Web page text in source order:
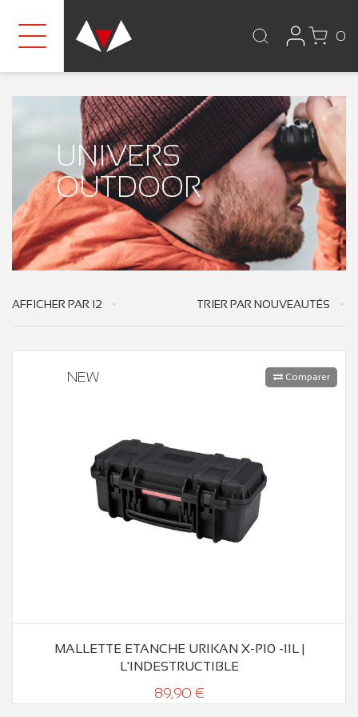
0
UNIVERS
OUTDOOR
AFFICHER PAR 12 TRIER PAR NOUVEAUTÉS
Comparer
NEW
MALLETTE ETANCHE URIKAN X-P10 -11L |
L'INDESTRUCTIBLE
89,90 €